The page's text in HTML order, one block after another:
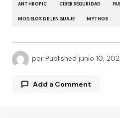
ANTHROPIC CIBERSEGURIDAD
MODELOS DE LENGUAJE MYTHOS
por Published junio 10,
Add a Comment